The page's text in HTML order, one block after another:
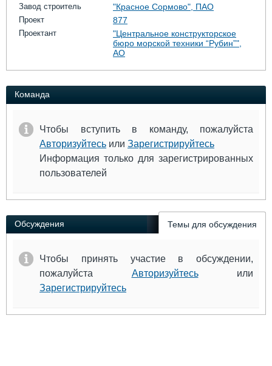
Завод строитель "Красное Сормово", ПАО
Проект 877
Проектант
"Центральное конструкторское
бюро морской техники “Рубин”",
АО
Команда
Чтобы вступить в команду, пожалуйста
Авторизуйтесь или Зарегистрируйтесь
Информация только для зарегистрированных
пользователей
Обсуждения Темы для обсуждения
Чтобы принять участие в обсуждении,
пожалуйста Авторизуйтесьили
Зарегистрируйтесь